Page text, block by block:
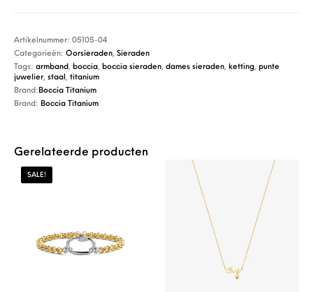
Artikelnummer:05105-04
Categorieën:Oorsieraden,Sieraden
Tags:armband, boccia, boccia sieraden,dames sieraden, ketting, punte
juwelier,staal ,titanium
Brand: Boccia Titanium
Brand: Boccia Titanium
Gerelateerde producten
SALE!